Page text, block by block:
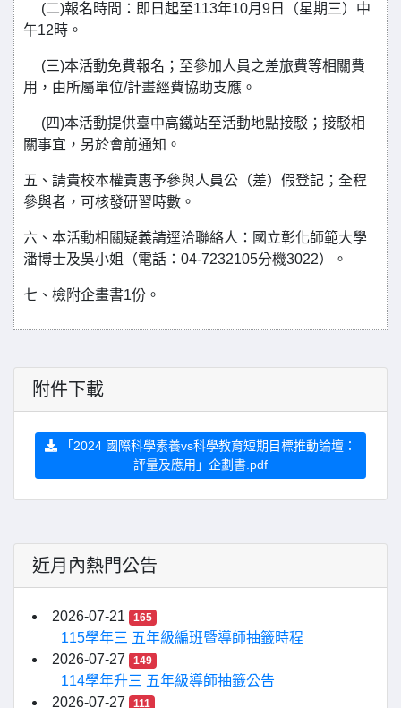
(二)報名時間：即日起至113年10月9日（星期三）中
午12時。
(三)本活動免費報名；至參加人員之差旅費等相關費
用，由所屬單位/計畫經費協助支應。
(四)本活動提供臺中高鐵站至活動地點接駁；接駁相
關事宜，另於會前通知。
五、請貴校本權責惠予參與人員公（差）假登記；全程
參與者，可核發研習時數。
六、本活動相關疑義請逕洽聯絡人：國立彰化師範大學
潘博士及吳小姐（電話：04-7232105分機3022）。
七、檢附企畫書1份。
附件下載
「2024 國際科學素養vs科學教育短期目標推動論壇：
評量及應用」企劃書.pdf
近月內熱門公告
2026-07-21 165
115學年三 五年級編班暨導師抽籤時程
2026-07-27
149
114學年升三 五年級導師抽籤公告
2026-07-27
111